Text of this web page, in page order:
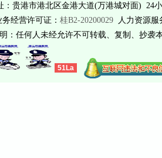
：贵港市港北区金港大道(万港城对面) 24
经营许可证： 桂B2-20200029 人力资源服
：任何人未经允许不可转载、复制、抄袭
51La